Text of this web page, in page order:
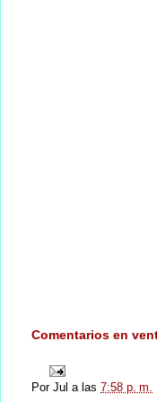
Comentarios en
Por Jul a las 7:58 p. m.